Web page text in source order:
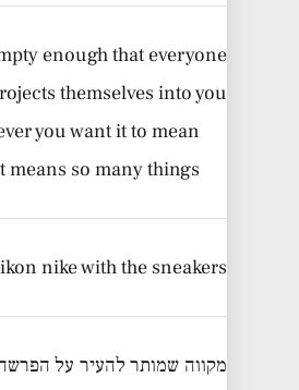
enough that everyone
themselves into you
you want it to mean.
so many things.
nike with the sneakers
מקווה שמותר להעיר על